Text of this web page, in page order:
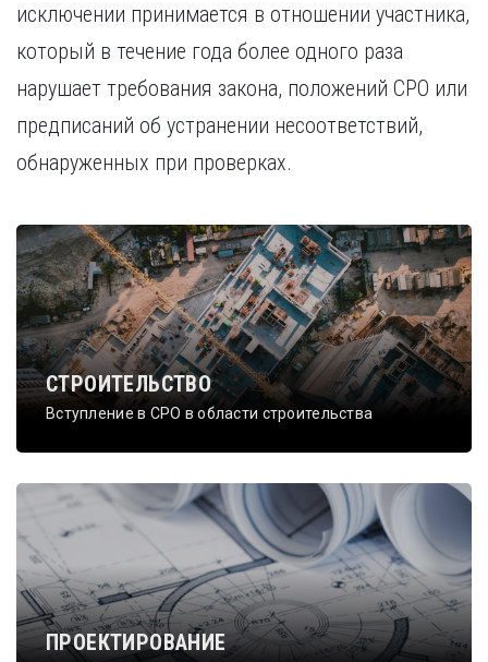
исключении принимается в отношении участника,
который в течение года более одного раза
нарушает требования закона, положений СРО или
предписаний об устранении несоответствий,
обнаруженных при проверках.
СТРОИТЕЛЬСТВО
Вступление в СРО в области строительства
ПРОЕКТИРОВАНИЕ